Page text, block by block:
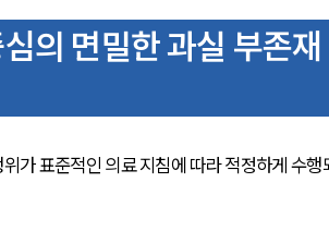
의 면밀한 과실 부존재
가 표준적인 의료 지침에 따라 적정하게 수행